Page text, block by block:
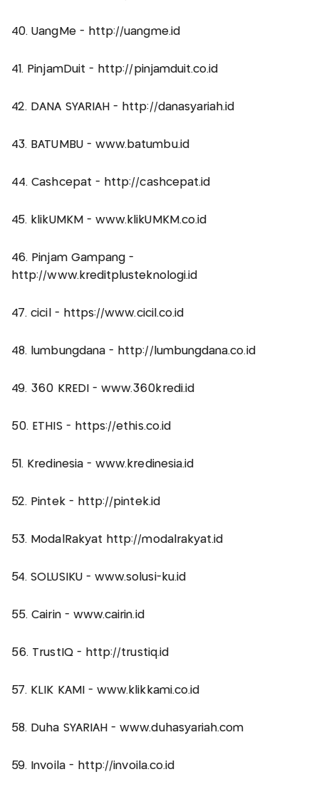
40. UangMe - http://uangme.id
41. PinjamDuit - http://pinjamduit.co.id
42. DANA SYARIAH - http://danasyariah.id
43. BATUMBU - www.batumbu.id
44. Cashcepat - http://cashcepat.id
45. klikUMKM - www.klikUMKM.co.id
46. Pinjam Gampang -
http://www.kreditplusteknologi.id
47. cicil - https://www.cicil.co.id
48. lumbungdana - http://lumbungdana.co.id
49. 360 KREDI - www.360kredi.id
50. ETHIS - https://ethis.co.id
51. Kredinesia - www.kredinesia.id
52. Pintek - http://pintek.id
53. ModalRakyat http://modalrakyat.id
54. SOLUSIKU - www.solusi-ku.id
55. Cairin - www.cairin.id
56. TrustIQ - http://trustiq.id
57. KLIK KAMI - www.klikkami.co.id
58. Duha SYARIAH - www.duhasyariah.com
59. Invoila - http://invoila.co.id